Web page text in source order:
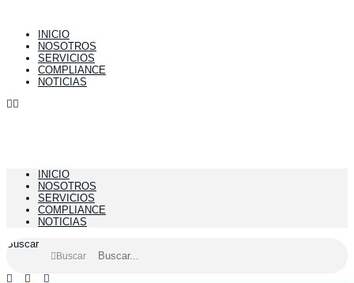
contenidoINICIO
NOSOTROS
SERVICIOS
COMPLIANCE
NOTICIAS
INICIO
NOSOTROS
SERVICIOS
COMPLIANCE
NOTICIAS
Buscar
Buscar